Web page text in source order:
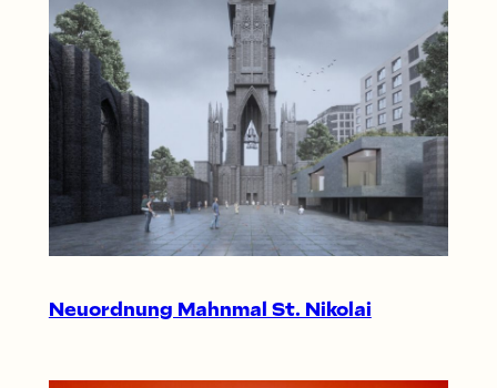
Neuordnung Mahnmal St. Nikolai